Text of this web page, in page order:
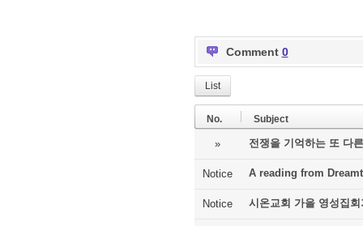
Comment 0
List
No. Subject
» 전쟁을 기억하는 또 다
Notice A reading from
Notice 시온교회 가을 영성집